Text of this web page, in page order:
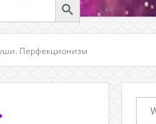
Перфекционизм